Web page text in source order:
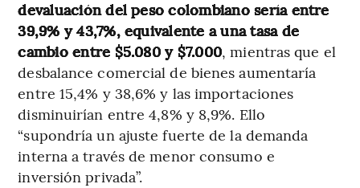
devaluación del peso colombiano sería entre
39,9% y 43,7%, equivalente a una tasa de
cambio entre $5.080 y $7.000, mientras que el
desbalance comercial de bienes aumentaría
entre 15,4% y 38,6% y las importaciones
disminuirían entre 4,8% y 8,9%. Ello
“supondría un ajuste fuerte de la demanda
interna a través de menor consumo e
inversión privada”.